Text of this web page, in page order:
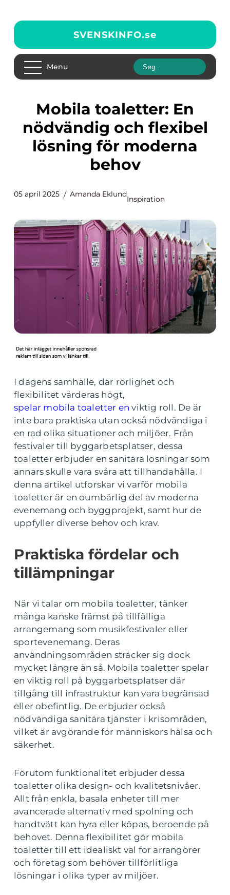
SVENSKINFO.se
Menu
Mobila toaletter: En
nödvändig och flexibel
lösning för moderna
behov
05 april 2025 Amanda Eklund
Inspiration
I dagens samhälle, där rörlighet och
flexibilitet värderas högt,
spelar mobila toaletter en viktig roll. De är
inte bara praktiska utan också nödvändiga i
en rad olika situationer och miljöer. Från
festivaler till byggarbetsplatser, dessa
toaletter erbjuder en sanitära lösningar som
annars skulle vara svåra att tillhandahålla. I
denna artikel utforskar vi varför mobila
toaletter är en oumbärlig del av moderna
evenemang och byggprojekt, samt hur de
uppfyller diverse behov och krav.
Praktiska fördelar och
tillämpningar
När vi talar om mobila toaletter, tänker
många kanske främst på tillfälliga
arrangemang som musikfestivaler eller
sportevenemang. Deras
användningsområden sträcker sig dock
mycket längre än så. Mobila toaletter spelar
en viktig roll på byggarbetsplatser där
tillgång till infrastruktur kan vara begränsad
eller obefintlig. De erbjuder också
nödvändiga sanitära tjänster i krisområden,
vilket är avgörande för människors hälsa och
säkerhet.
Förutom funktionalitet erbjuder dessa
toaletter olika design- och kvalitetsnivåer.
Allt från enkla, basala enheter till mer
avancerade alternativ med spolning och
handtvätt kan hyra eller köpas, beroende på
behovet. Denna flexibilitet gör mobila
toaletter till ett idealiskt val för arrangörer
och företag som behöver tillförlitliga
lösningar i olika typer av miljöer.